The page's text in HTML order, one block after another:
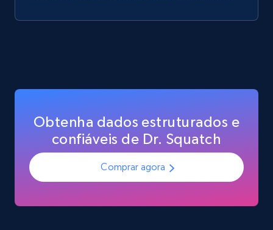
Obtenha dados estruturados e
confiáveis de Dr. Squatch
Comprar agora